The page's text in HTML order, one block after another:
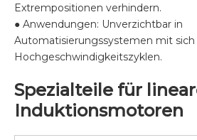
Extrempositionen verhindern.
● Anwendungen: Unverzichtbar in
Automatisierungssystemen mit
Hochgeschwindigkeitszyklen.
Spezialteile für
Induktionsmotoren